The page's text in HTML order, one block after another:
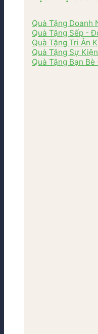
Quà Tặng Doanh
Quà Tặng Sếp -
Quà Tặng Tri Ân
Quà Tặng Sự
Quà Tặng Bạn